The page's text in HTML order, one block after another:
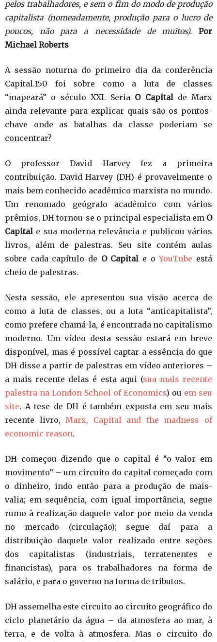
pelos trabalhadores, e sem o fim do modo de produção
capitalista (nomeadamente, produção para o lucro de
poucos, não para a necessidade de muitos).
Por
Michael Roberts
A sessão noturna do primeiro dia da conferência
Capital.150 foi sobre como a luta de classes
“mapeará” o século XXI. Seria O Capitalde Marx
ainda relevante para explicar quais são os pontos-
chave onde as batalhas da classe poderiam se
concentrar?
O professor David Harvey fez a primeira
contribuição. David Harvey (DH) é provavelmente o
mais bem conhecido acadêmico marxista no mundo.
Um renomado geógrafo acadêmico com vários
prêmios, DH tornou-se o principal especialista em O
Capital e sua moderna relevância e publicou vários
livros, além de palestras. Seu site contém aulas
sobre cada capítulo de O Capital e oYouTube está
cheio de palestras.
Nesta sessão, ele apresentou sua visão acerca de
como a luta de classes, ou a luta “anticapitalista”,
como prefere chamá-la, é encontrada no capitalismo
moderno. Um vídeo desta sessão estará em breve
disponível, mas é possível captar a essência do que
DH disse a partir de palestras em vídeo anteriores –
a mais recente delas é esta aqui (sua mais recente
palestra na London School of Economics) ou em seu
site. A tese de DH é também exposta em seu mais
recente livro,Marx, Capital and the madness of
economic reason.
DH começou dizendo que o capital é “o valor em
movimento” – um circuito do capital começado com
o dinheiro, indo então para a produção de mais-
valia; em sequência, com igual importância, segue
rumo à realização daquele valor por meio da venda
no mercado (circulação); segue daí para a
distribuição daquele valor realizado entre seções
dos capitalistas (industriais, terratenentes e
financistas), para os trabalhadores na forma de
salário, e para o governo na forma de tributos.
DH assemelha este circuito ao circuito geográfico do
ciclo planetário da água – da atmosfera ao mar, à
terra, e de volta à atmosfera. Mas o circuito do